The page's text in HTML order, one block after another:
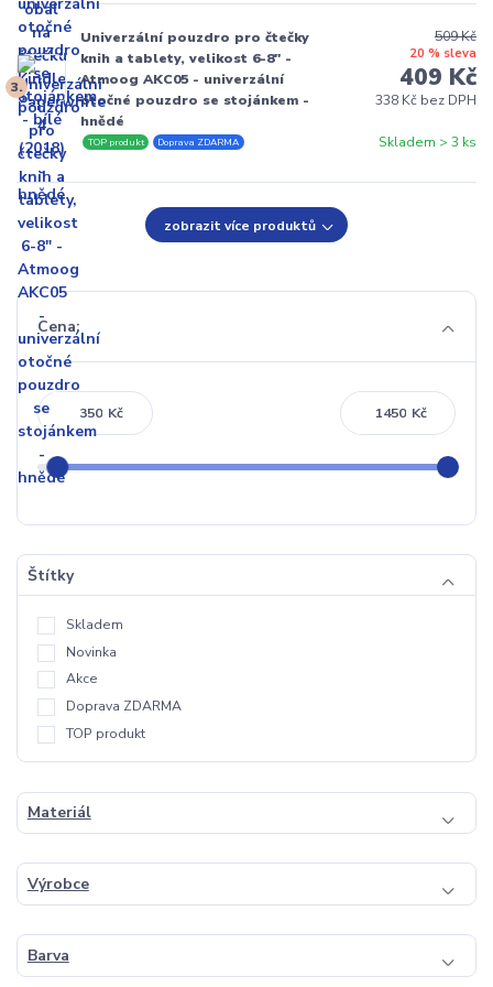
3.
Univerzální pouzdro pro čtečky
knih a tablety, velikost 6-8" -
Atmoog AKC05 - univerzální
otočné pouzdro se stojánkem -
hnědé
Skladem > 3 ks
TOP produkt Doprava ZDARMA
509 Kč
20 % sleva
409 Kč
338 Kč bez DPH
zobrazit více produktů
Cena:
Kč Kč
Štítky
Skladem
Novinka
Akce
Doprava ZDARMA
TOP produkt
Materiál
Výrobce
Barva